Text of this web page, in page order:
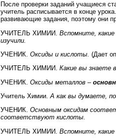
После проверки заданий учащиеся
учитель расписывается в конце
развивающие задания, поэтому они
УЧИТЕЛЬ ХИМИИ. Вспомните, какие
изучили.
УЧЕНИК. Оксиды и кислоты. (Дает
УЧИТЕЛЬ ХИМИИ. Какие вы знаете
УЧЕНИК. Оксиды металлов –
Учитель Химии. А как вы думаете,
УЧЕНИК. Основным оксидам
соответствуют кислоты.
УЧИТЕЛЬ ХИМИИ. Вспомните,